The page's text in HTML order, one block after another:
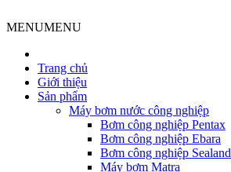
MENUMENU
Trang chủ
Giới thiệu
Sản phẩm
Máy bơm nước công nghiệp
Bơm công nghiệp Pentax
Bơm công nghiệp Ebara
Bơm công nghiệp Sealand
Máy bơm Matra